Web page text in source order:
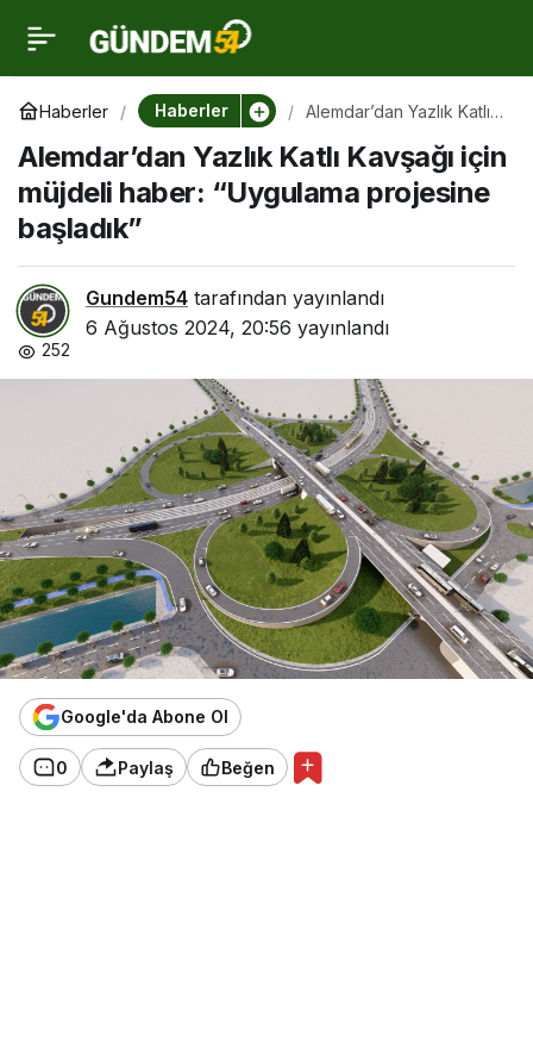
Haberler Haberler
Alemdar’dan Yazlık Katlı
haber: “Uygulama
projesine başladık”
Alemdar’dan Yazlık Katlı Kavşağı için
müjdeli haber: “Uygulama projesine
başladık”
Gundem54 tarafından yayınlandı
6 Ağustos 2024, 20:56 yayınlandı
252
Google'da Abone Ol
0 Paylaş Beğen
Alemdar’dan Yazlık Katlı
Kavşağı için müjdeli
haber: “Uygulama
projesine başladık”